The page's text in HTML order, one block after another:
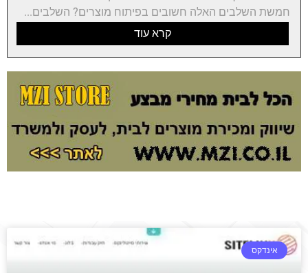
חמשת השלבים האלה חשובים בפיתוח מוצרים? השלבים...
קרא עוד
אינדקס